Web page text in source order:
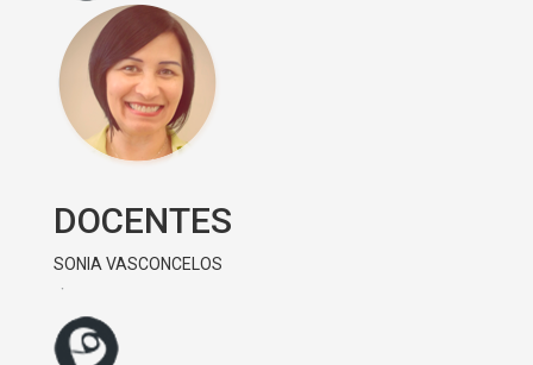
DOCENTES
SONIA VASCONCELOS